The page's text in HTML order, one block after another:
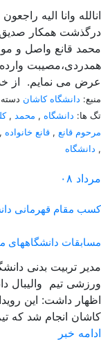
انالله وانا الیه
درگذشت همکار
محمد قانع واصل و
همدردی،مصیبت
عرض می نمایم. از
منبع: دانشگاه کاشان
تگ ها: دانشگاه , محمد ,
مرحوم قانع , قانع خانواده ,
دانشگاه ,
۰۸ مرداد
کسب مقام قهرمانی
مسابقات دانشگاههای منطقه
مدیر تربیت بدنی
ورزشی تیم والیبال
کاشان انجام شد که
ادامه خبر